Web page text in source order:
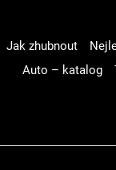
Jak zhubnout
Auto – katalog